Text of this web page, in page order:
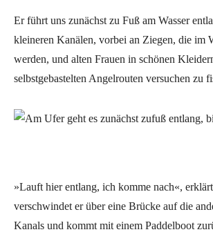
Er führt uns zunächst zu Fuß am Wasser
kleineren Kanälen, vorbei an Ziegen, die im
werden, und alten Frauen in schönen
selbstgebastelten Angelrouten versuchen zu
»Lauft hier entlang, ich komme nach«,
verschwindet er über eine Brücke auf die
Kanals und kommt mit einem Paddelboot